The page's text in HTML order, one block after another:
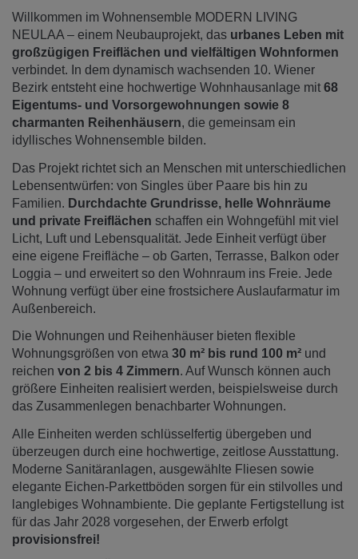
Willkommen im Wohnensemble MODERN LIVING
NEULAA – einem Neubauprojekt, das urbanes Leben mit
großzügigen Freiflächen und vielfältigen Wohnformen
verbindet. In dem dynamisch wachsenden 10. Wiener
Bezirk entsteht eine hochwertige Wohnhausanlage mit68
Eigentums- und Vorsorgewohnungen sowie 8
charmanten Reihenhäusern, die gemeinsam ein
idyllisches Wohnensemble bilden.
Das Projekt richtet sich an Menschen mit unterschiedlichen
Lebensentwürfen: von Singles über Paare bis hin zu
Familien. Durchdachte Grundrisse, helle Wohnräume
und private Freiflächen schaffen ein Wohngefühl mit viel
Licht, Luft und Lebensqualität. Jede Einheit verfügt über
eine eigene Freifläche – ob Garten, Terrasse, Balkon oder
Loggia – und erweitert so den Wohnraum ins Freie. Jede
Wohnung verfügt über eine frostsichere Auslaufarmatur im
Außenbereich.
Die Wohnungen und Reihenhäuser bieten flexible
Wohnungsgrößen von etwa 30 m² bis rund 100 m² und
reichen von 2 bis 4 Zimmern. Auf Wunsch können auch
größere Einheiten realisiert werden, beispielsweise durch
das Zusammenlegen benachbarter Wohnungen.
Alle Einheiten werden schlüsselfertig übergeben und
überzeugen durch eine hochwertige, zeitlose Ausstattung.
Moderne Sanitäranlagen, ausgewählte Fliesen sowie
elegante Eichen-Parkettböden sorgen für ein stilvolles und
langlebiges Wohnambiente. Die geplante Fertigstellung ist
für das Jahr 2028 vorgesehen, der Erwerb erfolgt
provisionsfrei!